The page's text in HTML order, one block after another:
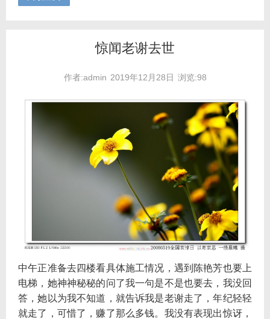
惊闻老谢去世
作者:admin 2019年12月28日 浏览:98
中午正准备去四楼看具体施工情况，遇到陈艳芳也要上
电梯，她神神秘秘的问了我一句是不是也要去，我没回
答，她以为我不知道，就告诉我是老谢走了，年纪轻轻
就走了，可惜了，赚了那么多钱。我没有表现出惊讶，